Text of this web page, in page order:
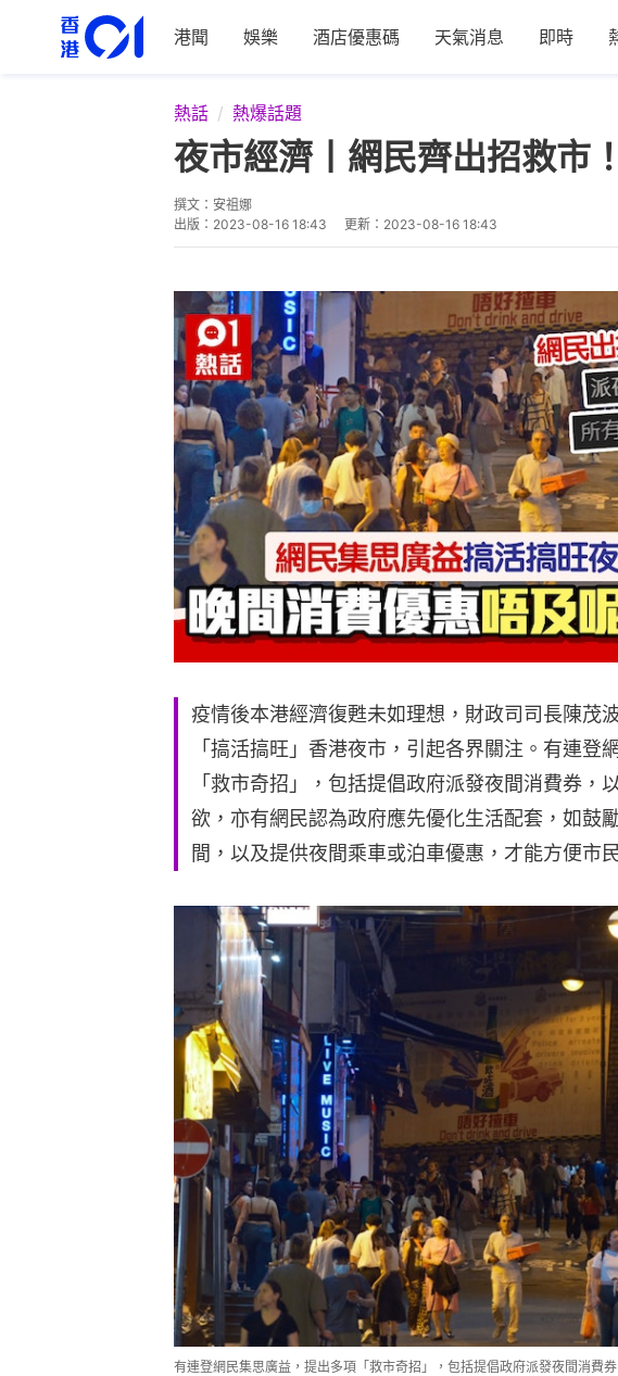
港聞 娛樂 酒店優惠碼 天氣消息 即時
熱話 熱爆話題
夜市經濟丨網民齊出招救
撰文： 安祖娜
出版： 2023-08-16 18:43 更新： 2023-08-16 18:43
疫情後本港經濟復甦未如理想，財政司司長陳茂
「搞活搞旺」香港夜市，引起各界關注。有連登
「救市奇招」，包括提倡政府派發夜間消費券，
欲，亦有網民認為政府應先優化生活配套，如鼓
間，以及提供夜間乘車或泊車優惠，才能方便市
有連登網民集思廣益，提出多項「救市奇招」，包括提倡政府派發夜間消費